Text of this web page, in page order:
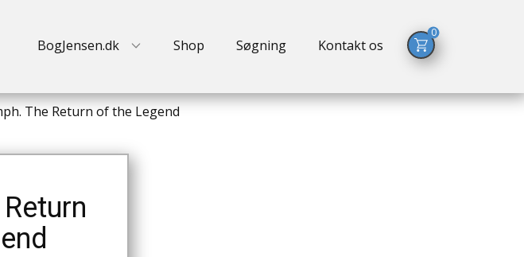
BogJensen.dk Shop Søgning Kontakt os
0
The Return of the Legend